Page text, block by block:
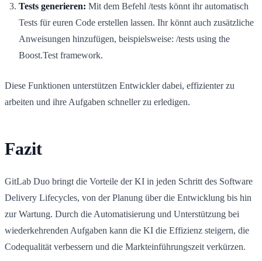
Tests generieren: Mit dem Befehl /tests könnt ihr automatisch
Tests für euren Code erstellen lassen. Ihr könnt auch zusätzliche
Anweisungen hinzufügen, beispielsweise: /tests using the
Boost.Test framework.
Diese Funktionen unterstützen Entwickler dabei, effizienter zu
arbeiten und ihre Aufgaben schneller zu erledigen.
Fazit
GitLab Duo bringt die Vorteile der KI in jeden Schritt des Software
Delivery Lifecycles, von der Planung über die Entwicklung bis hin
zur Wartung. Durch die Automatisierung und Unterstützung bei
wiederkehrenden Aufgaben kann die KI die Effizienz steigern, die
Codequalität verbessern und die Markteinführungszeit verkürzen.